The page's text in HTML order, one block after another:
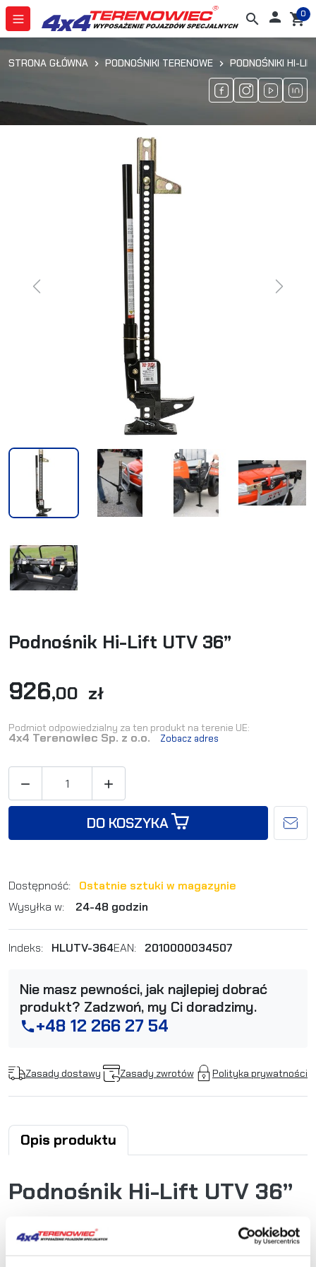
search  shopping_cart
0
STRONA GŁÓWNA PODNOŚNIKI TERENOWE PODNOŚNIKI HI-
Previous Next
Podnośnik Hi-Lift UTV 36”
926,00 zł
Podmiot odpowiedzialny za ten produkt na terenie UE:
4x4 Terenowiec Sp. z o.o. Zobacz adres
 
DO KOSZYKA
Dostępność:
Ostatnie sztuki w magazynie
Wysyłka w:
24-48 godzin
Indeks: HLUTV-364EAN: 2010000034507
Nie masz pewności, jak najlepiej dobrać
produkt? Zadzwoń, my Ci doradzimy.
phone+48 12 266 27 54
Zasady dostawy Zasady zwrotów Polityka prywatności
Opis produktu
Podnośnik Hi-Lift UTV 36”
Oryginalny podnośnik amerykańskiej firmy Hi-Lift!